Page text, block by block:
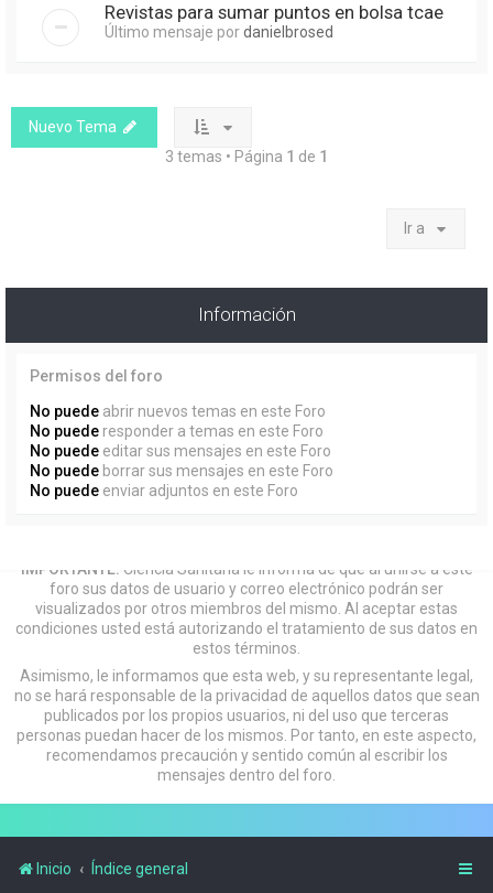
Revistas para sumar puntos en bolsa tcae
Último mensaje pordanielbrosed
Nuevo Tema
3 temas • Página 1 de 1
Ir a
Información
Permisos del foro
No puede abrir nuevos temas en este Foro
No puede responder a temas en este Foro
No puede editar sus mensajes en este Foro
No puede borrar sus mensajes en este Foro
No puede enviar adjuntos en este Foro
IMPORTANTE: Ciencia Sanitaria le informa de que al unirse a este
foro sus datos de usuario y correo electrónico podrán ser
visualizados por otros miembros del mismo. Al aceptar estas
condiciones usted está autorizando el tratamiento de sus datos en
estos términos.
Asimismo, le informamos que esta web, y su representante legal,
no se hará responsable de la privacidad de aquellos datos que sean
publicados por los propios usuarios, ni del uso que terceras
personas puedan hacer de los mismos. Por tanto, en este aspecto,
recomendamos precaución y sentido común al escribir los
mensajes dentro del foro.
Inicio Índice general